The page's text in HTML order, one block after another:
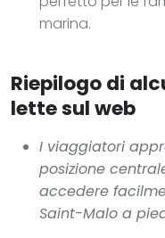
marina.
Riepilogo di
lette sul web
I viaggiatori
posizione
accedere
Saint-Malo a